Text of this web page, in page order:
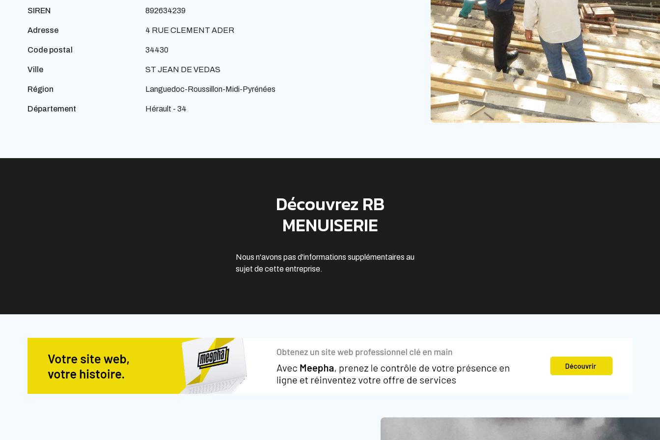
SIREN 892634239
Adresse 4 RUE CLEMENT ADER
Code postal 34430
Ville ST JEAN DE VEDAS
Région Languedoc-Roussillon-Midi-Pyrénées
Département Hérault - 34
Découvrez RB
MENUISERIE
Nous n'avons pas d'informations supplémentaires au
sujet de cette entreprise.